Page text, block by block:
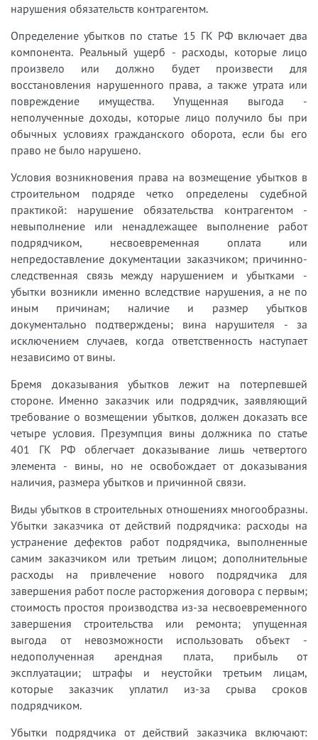
нарушения обязательств контрагентом.
Определение убытков по статье 15 ГК РФ включает два
компонента. Реальный ущерб - расходы, которые лицо
произвело или должно будет произвести для
восстановления нарушенного права, а также утрата или
повреждение имущества. Упущенная выгода -
неполученные доходы, которые лицо получило бы при
обычных условиях гражданского оборота, если бы его
право не было нарушено.
Условия возникновения права на возмещение убытков в
строительном подряде четко определены судебной
практикой: нарушение обязательства контрагентом -
невыполнение или ненадлежащее выполнение работ
подрядчиком, несвоевременная оплата или
непредоставление документации заказчиком; причинно-
следственная связь между нарушением и убытками -
убытки возникли именно вследствие нарушения, а не по
иным причинам; наличие и размер убытков
документально подтверждены; вина нарушителя - за
исключением случаев, когда ответственность наступает
независимо от вины.
Бремя доказывания убытков лежит на потерпевшей
стороне. Именно заказчик или подрядчик, заявляющий
требование о возмещении убытков, должен доказать все
четыре условия. Презумпция вины должника по статье
401 ГК РФ облегчает доказывание лишь четвертого
элемента - вины, но не освобождает от доказывания
наличия, размера убытков и причинной связи.
Виды убытков в строительных отношениях многообразны.
Убытки заказчика от действий подрядчика: расходы на
устранение дефектов работ подрядчика, выполненные
самим заказчиком или третьим лицом; дополнительные
расходы на привлечение нового подрядчика для
завершения работ после расторжения договора с первым;
стоимость простоя производства из-за несвоевременного
завершения строительства или ремонта; упущенная
выгода от невозможности использовать объект -
недополученная арендная плата, прибыль от
эксплуатации; штрафы и неустойки третьим лицам,
которые заказчик уплатил из-за срыва сроков
подрядчиком.
Убытки подрядчика от действий заказчика включают: